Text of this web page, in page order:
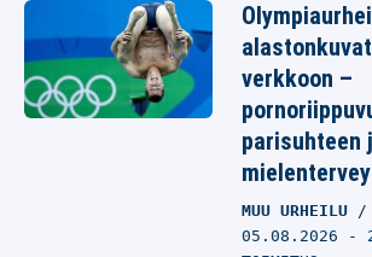
verkkoon –
parisuhteen
MUU URHEILU
05.08.2026 -